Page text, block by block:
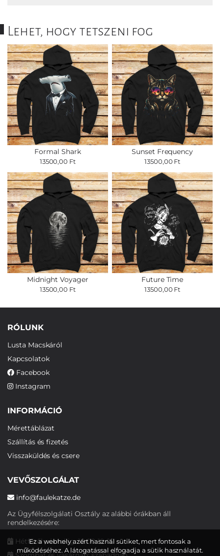
Lehet, hogy tetszeni fog
Formal Shark
13500,00 Ft
Sunset Frequency
13500,00 Ft
Midnight Voyager
13500,00 Ft
Future Time
13500,00 Ft
RÓLUNK
Lusta Macskáról
Kapcsolatok
Facebook
Instagram
INFORMÁCIÓ
Mérettáblázat
Szállítás és fizetés
Visszaküldés és csere
VEVŐSZOLGÁLAT
info@faulekatze.de
Az Ügyfélszolgálati Osztály az alábbi órákban áll
rendelkezésére:
Hétfőtől péntekig: 10:00-19:00
Ez a webhely azért használ sütiket, mert fontosak a
működéséhez. A látogatással elfogadja a sütik használatát.